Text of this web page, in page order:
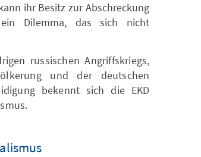
ihr Besitz zur Abschreckung
Dilemma, das sich nicht
russischen Angriffskriegs,
und der deutschen
bekennt sich die EKD